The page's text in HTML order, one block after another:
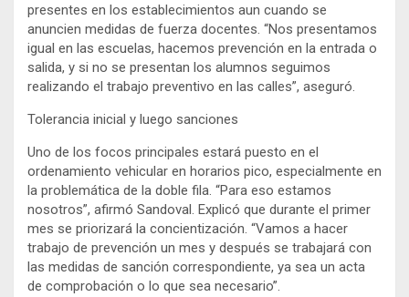
presentes en los establecimientos aun cuando se
anuncien medidas de fuerza docentes. “Nos presentamos
igual en las escuelas, hacemos prevención en la entrada o
salida, y si no se presentan los alumnos seguimos
realizando el trabajo preventivo en las calles”, aseguró.
Tolerancia inicial y luego sanciones
Uno de los focos principales estará puesto en el
ordenamiento vehicular en horarios pico, especialmente en
la problemática de la doble fila. “Para eso estamos
nosotros”, afirmó Sandoval. Explicó que durante el primer
mes se priorizará la concientización. “Vamos a hacer
trabajo de prevención un mes y después se trabajará con
las medidas de sanción correspondiente, ya sea un acta
de comprobación o lo que sea necesario”.